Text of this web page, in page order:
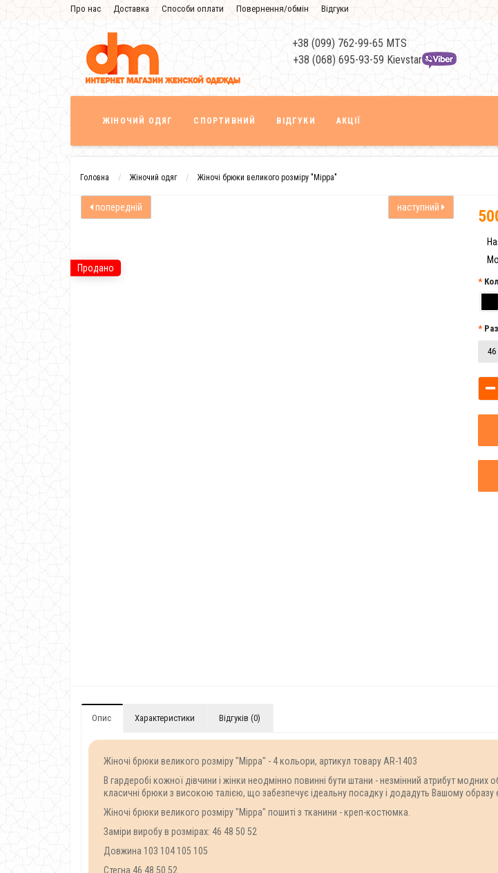
Про нас Доставка Способи оплати Повернення/обмін
Відгуки
Знижка
+38 (099) 762-99-65 MTS
+38 (068) 695-93-59 Kievstar
ЖІНОЧИЙ ОДЯГ СПОРТИВНИЙ ВІДГУКИ АКЦІЇ
Головна Жіночий одяг Жіночі брюки великого розміру "Мірра"
попередній наступний
Продано
46
Опис Характеристики Відгуків (0)
Жіночі брюки великого розміру "Мірра" - 4 кольори, артикул товару AR-1403
В гардеробі кожної дівчини і жінки неодмінно повинні бути штани - незмінний атрибут
класичні брюки з високою талією, що забезпечує ідеальну посадку і додадуть Вашому образу
Жіночі брюки великого розміру "Мірра" пошиті з тканини - креп-костюмка.
Заміри виробу в розмірах: 46 48 50 52
Довжина 103 104 105 105
Стегна 46 48 50 52